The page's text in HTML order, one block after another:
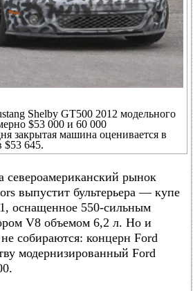
Shelby GT500 2012 модельного
$53 000 и 60 000
закрытая машина оценивается в
$53 645.
рынок
выпустит бультерьера — купе
оснащенное 550-сильным
V8 объемом 6,2 л. Но и
собираются: концерн Ford
модернизированный Ford